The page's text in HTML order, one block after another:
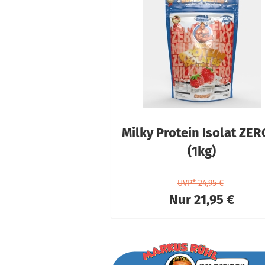
Milky Protein Isolat
(1kg)
UVP* 24,95 €
Nur 21,95 €